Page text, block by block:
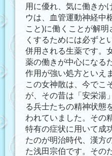
用に優れ、気に働きか
ウは、血管運動神経中
こと)に働くことが解明
くするためには必ずと
併用される生薬です。
薬の働きが中心になる
作用が強い処方といえ
この女神散は、今でこ
が、その昔は「安栄湯
る兵士たちの精神状態
われていました。その
特有の症状に用いて成
たのが明治時代、漢方
た浅田宗伯です。その